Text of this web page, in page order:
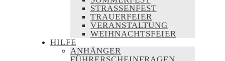
STRASSENFEST
TRAUERFEIER
VERANSTALTUNG
WEIHNACHTSFEIER
HILFE
ANHÄNGER